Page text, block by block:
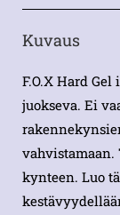
Kuvaus
F.O.X Hard
juokseva. Ei
kynteen. Luo